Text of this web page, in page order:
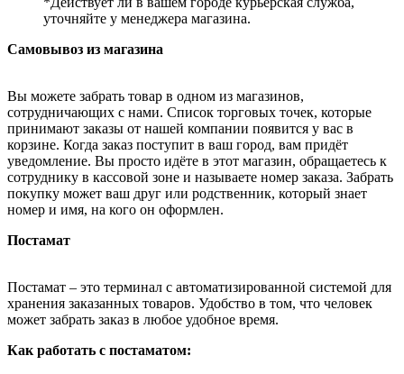
уточняйте у менеджера магазина.
Самовывоз из магазина
Вы можете забрать товар в одном из магазинов,
сотрудничающих с нами. Список торговых точек, которые
принимают заказы от нашей компании появится у вас в
корзине. Когда заказ поступит в ваш город, вам придёт
уведомление. Вы просто идёте в этот магазин, обращаетесь к
сотруднику в кассовой зоне и называете номер заказа. Забрать
покупку может ваш друг или родственник, который знает
номер и имя, на кого он оформлен.
Постамат
Постамат – это терминал с автоматизированной системой для
хранения заказанных товаров. Удобство в том, что человек
может забрать заказ в любое удобное время.
Как работать с постаматом: